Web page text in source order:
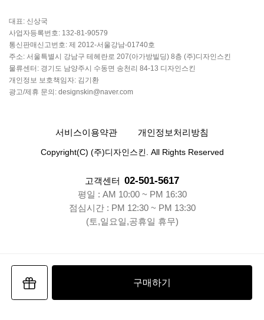
구매하기
대표: 신상국
사업자등록번호: 132-81-90579
통신판매신고번호: 제 2012-서울강남-01740호
주소: 서울특별시 강남구 테헤란로 207(아가방빌딩) 8층 (주)디자인스킨
물류센터: 경기도 남양주시 수동면 송천리 84-13 디자인스킨
개인정보 보호책임자: 김기환
광고/제휴 문의: designskin@naver.com
서비스이용약관 개인정보처리방침
Copyright(C) (주)디자인스킨. All Rights Reserved
고객센터 02-501-5617
평일 : AM 10:00 ~ PM 16:30
점심시간 : PM 12:30 ~ PM 13:30
(토,일요일,공휴일 휴무)